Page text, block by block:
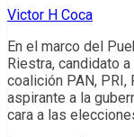
Victor H Coca
En el marco del
Riestra, candidato
coalición PAN, PRI,
aspirante a la
cara a las